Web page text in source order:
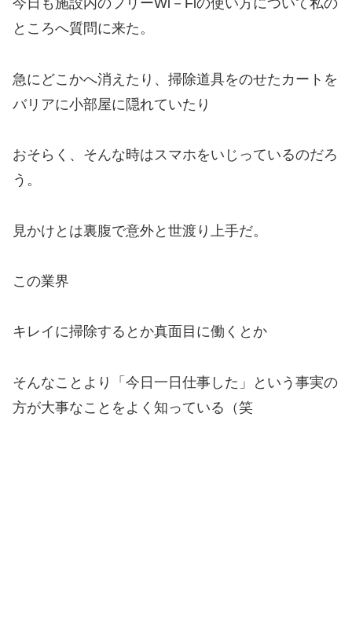
今日も施設内のフリーWi－Fiの使い方について私の
ところへ質問に来た。
急にどこかへ消えたり、掃除道具をのせたカートを
バリアに小部屋に隠れていたり
おそらく、そんな時はスマホをいじっているのだろ
う。
見かけとは裏腹で意外と世渡り上手だ。
この業界
キレイに掃除するとか真面目に働くとか
そんなことより「今日一日仕事した」という事実の
方が大事なことをよく知っている（笑